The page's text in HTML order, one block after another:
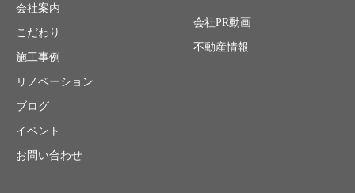
会社案内
こだわり
施工事例
リノベーション
ブログ
イベント
お問い合わせ
会社PR動画
不動産情報